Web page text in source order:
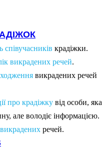
співучасників крадіжки.
викрадених речей.
викрадених речей
про крадіжку від особи, яка
але володіє інформацією.
викрадених речей.